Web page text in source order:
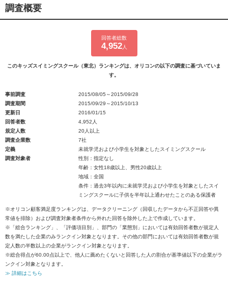
調査概要
回答者総数
4,952人
このキッズスイミングスクール（東北）ランキングは、オリコンの以下の調査に基づいていま
す。
事前調査
2015/08/05～2015/09/28
調査期間
2015/09/29～2015/10/13
更新日
2016/01/15
回答者数
4,952人
規定人数
20人以上
調査企業数
7社
定義
未就学児および小学生を対象としたスイミングスクール
調査対象者
性別：指定なし
年齢：女性18歳以上、男性20歳以上
地域：全国
条件：過去3年以内に未就学児および小学生を対象としたスイ
ミングスクールに子供を半年以上通わせたことのある保護者
※オリコン顧客満足度ランキングは、データクリーニング（回収したデータから不正回答や異
常値を排除）および調査対象者条件から外れた回答を除外した上で作成しています。
※「総合ランキング」、「評価項目別」、部門の「業態別」においては有効回答者数が規定人
数を満たした企業のみランクイン対象となります。その他の部門においては有効回答者数が規
定人数の半数以上の企業がランクイン対象となります。
※総合得点が60.00点以上で、他人に薦めたくないと回答した人の割合が基準値以下の企業がラ
ンクイン対象となります。
≫ 詳細はこちら